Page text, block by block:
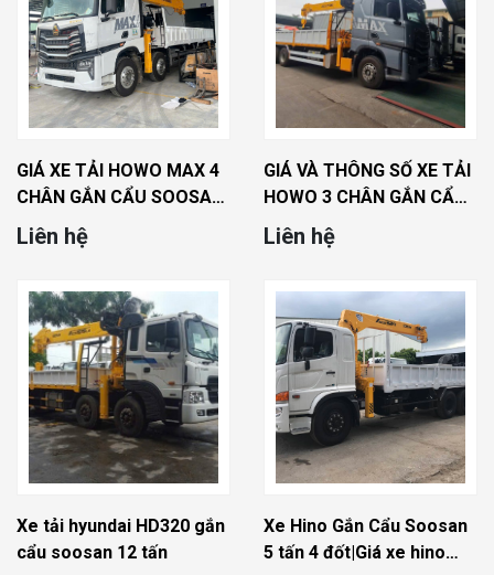
GIÁ XE TẢI HOWO MAX 4
CHÂN GẮN CẨU SOOSAN
15 TẤN MỚI NHẤT
Liên hệ
GIÁ VÀ THÔNG SỐ XE TẢI
HOWO 3 CHÂN GẮN CẨU
8 TẤN SOOSAN
Liên hệ
Xe tải hyundai HD320 gắn
cẩu soosan 12 tấn
Xe Hino Gắn Cẩu Soosan
5 tấn 4 đốt|Giá xe hino